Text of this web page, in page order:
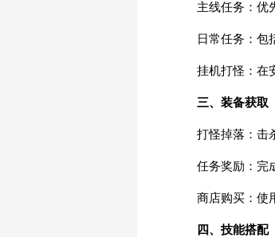
主线任务：优
日常任务：包
挂机打怪：在
三、装备获取
打怪掉落：击
任务奖励：完
商店购买：使
四、技能搭配